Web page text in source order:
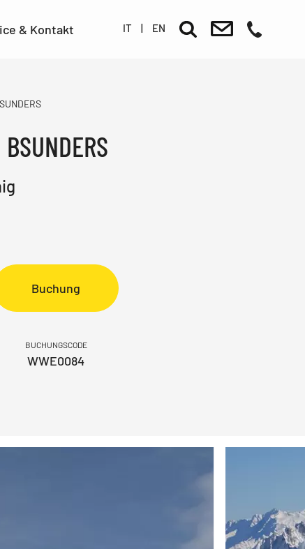
& Kontakt IT | EN
Buchung
BUCHUNGSCODE
WWE0084